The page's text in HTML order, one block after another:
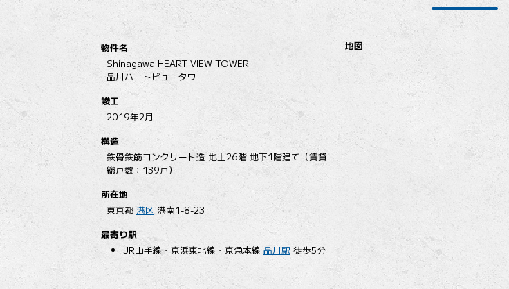
物件名
Shinagawa HEART VIEW TOWER
品川ハートビュータワー
竣工
2019年2月
構造
鉄骨鉄筋コンクリート造 地上26階 地下1階建て（賃貸
総戸数：139戸）
所在地
東京都 港区 港南1-8-23
最寄り駅
JR山手線・京浜東北線・京急本線 品川駅 徒歩5分
地図